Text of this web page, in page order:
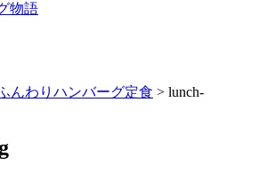
物語
んわりハンバーグ定食 > lunch-